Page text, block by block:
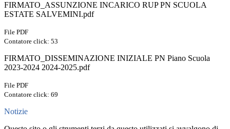
FIRMATO_ASSUNZIONE INCARICO RUP PN SCUOLA
ESTATE SALVEMINI.pdf
File PDF
Contatore click: 53
FIRMATO_DISSEMINAZIONE INIZIALE PN Piano Scuola
2023-2024 2024-2025.pdf
File PDF
Contatore click: 69
Notizie